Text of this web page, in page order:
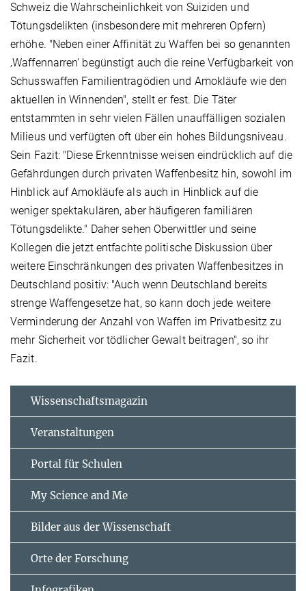
Schweiz die Wahrscheinlichkeit von Suiziden und
Tötungsdelikten (insbesondere mit mehreren Opfern)
erhöhe. "Neben einer Affinität zu Waffen bei so genannten
‚Waffennarren’ begünstigt auch die reine Verfügbarkeit von
Schusswaffen Familientragödien und Amokläufe wie den
aktuellen in Winnenden", stellt er fest. Die Täter
entstammten in sehr vielen Fällen unauffälligen sozialen
Milieus und verfügten oft über ein hohes Bildungsniveau.
Sein Fazit: "Diese Erkenntnisse weisen eindrücklich auf die
Gefährdungen durch privaten Waffenbesitz hin, sowohl im
Hinblick auf Amokläufe als auch in Hinblick auf die
weniger spektakulären, aber häufigeren familiären
Tötungsdelikte." Daher sehen Oberwittler und seine
Kollegen die jetzt entfachte politische Diskussion über
weitere Einschränkungen des privaten Waffenbesitzes in
Deutschland positiv: "Auch wenn Deutschland bereits
strenge Waffengesetze hat, so kann doch jede weitere
Verminderung der Anzahl von Waffen im Privatbesitz zu
mehr Sicherheit vor tödlicher Gewalt beitragen", so ihr
Fazit.
Wissenschaftsmagazin
Veranstaltungen
Portal für Schulen
My Science and Me
Bilder aus der Wissenschaft
Orte der Forschung